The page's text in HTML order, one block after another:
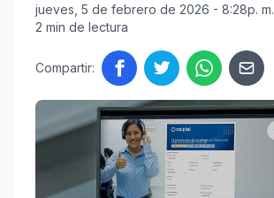
jueves, 5 de febrero de 2026 - 8:28p. m.
2 min de lectura
Compartir: